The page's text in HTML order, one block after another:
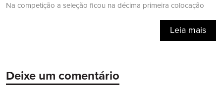
Na competição a seleção ficou na décima primeira colocação
Leia mais
Deixe um comentário